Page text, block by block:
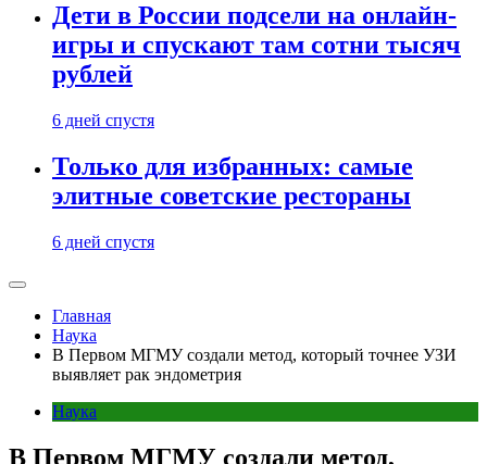
Дети в России подсели на онлайн-
игры и спускают там сотни тысяч
рублей
6 дней спустя
Только для избранных: самые
элитные советские рестораны
6 дней спустя
Главная
Наука
В Первом МГМУ создали метод, который точнее УЗИ
выявляет рак эндометрия
Наука
В Первом МГМУ создали метод,